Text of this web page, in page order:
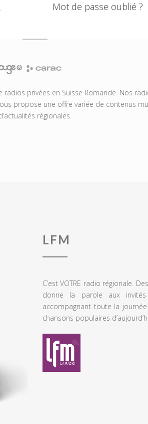
Mot de passe oublié ?
privées en Suisse Romande. Nos
propose une offre variée de contenus
régionales.
LFM
C’est VOTRE radio régionale.
donne la parole aux
accompagnant toute la
chansons populaires